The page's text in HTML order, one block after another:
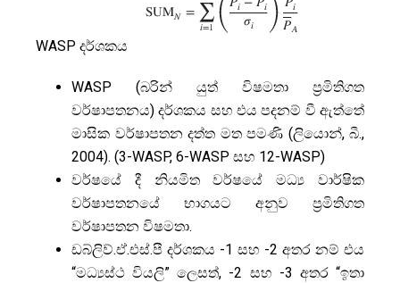
WASP දර්ශකය
WASP (බරින් යුත් විෂමතා ප්‍රමිතිගත
වර්ෂාපතනය) දර්ශකය සහ එය පදනම් වී ඇත්තේ
මාසික වර්ෂාපතන දත්ත මත පමණි (ලියොන්, බී.,
2004). (3-WASP, 6-WASP සහ 12-WASP)
වර්ෂයේ දී නියමිත වර්ෂයේ මධ්‍ය වාර්ෂික
වර්ෂාපතනයේ භාගයට අනුව ප්‍රමිතිගත
වර්ෂාපතන විෂමතා.
ඩබ්ලිව්.ඒ.එස්.පී දර්ශකය -1 සහ -2 අතර නම් එය
“මධ්‍යස්ථ වියලි” ලෙසත්, -2 සහ -3 අතර “ඉතා